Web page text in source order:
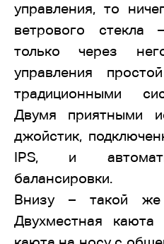
управления, то
ветрового
только через
управления
традиционными
Двумя приятными
джойстик,
IPS, и
балансировки.
Внизу – такой же
Двухместная